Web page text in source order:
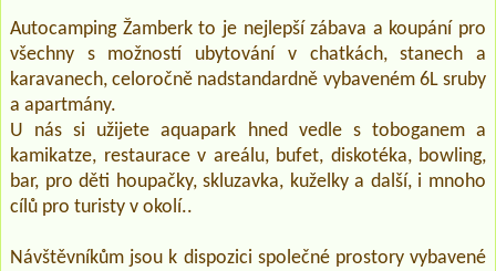
Autocamping Žamberk to je nejlepší zábava a koupání pro
všechny s možností ubytování v chatkách, stanech a
karavanech, celoročně nadstandardně vybaveném 6L sruby
a apartmány.
U nás si užijete aquapark hned vedle s toboganem a
kamikatze, restaurace v areálu, bufet, diskotéka, bowling,
bar, pro děti houpačky, skluzavka, kuželky a další, i mnoho
cílů pro turisty v okolí..
Návštěvníkům jsou k dispozici společné prostory vybavené